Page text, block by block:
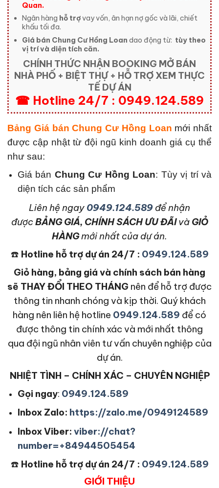
Quan.
Ngân hàng hỗ trợvay vốn, ân hạn nợ gốc và lãi, chiết
khấu tối đa.
Giá bán Chung Cư Hồng Loan dao động từ: tùy theo
vị trí và diện tích căn.
CHÍNH THỨC NHẬN BOOKING MỞ BÁN
NHÀ PHỐ + BIỆT THỰ + HỖ TRỢ XEM THỰC
TẾ DỰ ÁN
☎ Hotline 24/7 : 0949.124.589
Bảng Giá bán Chung Cư Hồng Loan mới nhất
được cập nhật từ đội ngũ kinh doanh giá cụ thể
như sau:
Giá bán Chung Cư Hồng Loan: Tùy vị trí và
diện tích các sản phẩm
Liên hệ ngay 0949.124.589 để nhận
được BẢNG GIÁ, CHÍNH SÁCH ƯU ĐÃIvàGIỎ
HÀNGmới nhất của dự án.
☎️ Hotline hỗ trợ dự án 24/7 : 0949.124.589
Giỏ hàng, bảng giá và chính sách bán hàng
sẽ THAY ĐỔI THEO THÁNG nên để hỗ trợ được
thông tin nhanh chóng và kịp thời. Quý khách
hàng nên liên hệ hotline 0949.124.589 để có
được thông tin chính xác và mới nhất thông
qua đội ngũ nhân viên tư vấn chuyên nghiệp của
dự án.
NHIỆT TÌNH – CHÍNH XÁC – CHUYÊN NGHIỆP
Gọi ngay: 0949.124.589
Inbox Zalo: https://zalo.me/0949124589
Inbox Viber: viber://chat?
number=+84944505454
☎️ Hotline hỗ trợ dự án 24/7 : 0949.124.589
GIỚI THIỆU